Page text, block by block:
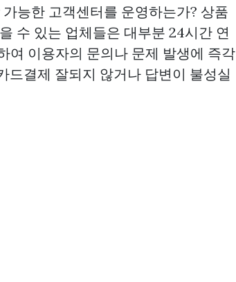
가능한 고객센터를 운영하는가? 상품
수 있는 업체들은 대부분 24시간 연
여 이용자의 문의나 문제 발생에 즉각
드결제 잘되지 않거나 답변이 불성실